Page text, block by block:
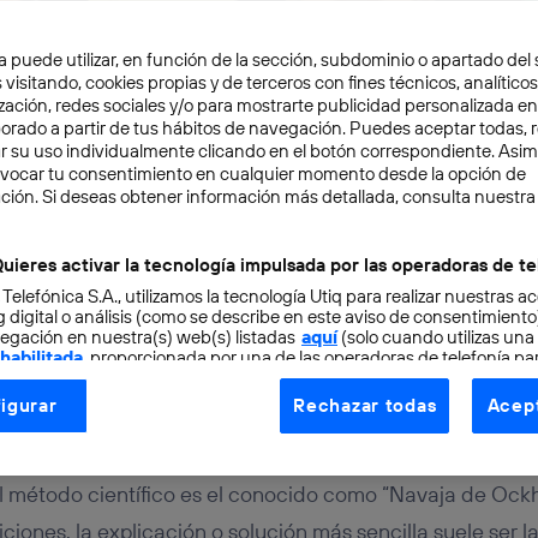
TECNOLOGÍA 8 min
web vs.
aplicaciones híbridas
método científico es el conocido como “Navaja de
la explicación o solución más sencilla suele ser
puede utilizar, en función de la sección, subdominio o apartado del
visitando, cookies propias y de terceros con fines técnicos,
redes sociales y/o para mostrarte publicidad personalizada
a partir de tus hábitos de navegación. Puedes aceptar todas,
su uso individualmente clicando en el botón correspondiente.
tu consentimiento en cualquier momento desde la opción de
Si deseas obtener información más detallada, consulta nuestra
activar la tecnología impulsada por las operadoras de
S.A., utilizamos la tecnología Utiq para realizar nuestras
digital o análisis (como se describe en este aviso de
en nuestra(s) web(s) listadas aquí(solo cuando utilizas una
, proporcionada por una de las operadoras de telefonía
consentimiento en cada página web).
Utiq está diseñada con la privacidad como prioridad
tu dirección IP y otra información de la cuenta de cliente de
la conexión que utilizas (p. ej., número de teléfono móvil).
Rechazar todas